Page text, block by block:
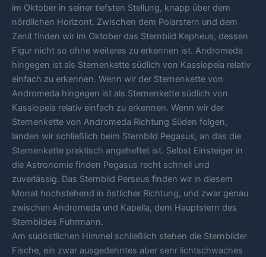
im Oktober in seiner tiefsten Stellung, knapp über dem
nördlichen Horizont. Zwischen dem Polarstern und dem
Zenit finden wir im Oktober das Sternbild Kepheus, dessen
Figur nicht so ohne weiteres zu erkennen ist. Andromeda
hingegen ist als Sternenkette südlich von Kassiopeia relativ
einfach zu erkennen. Wenn wir der Sternenkette von
Andromeda hingegen ist als Sternenkette südlich von
Kassiopeia relativ einfach zu erkennen. Wenn wir der
Sternenkette von Andromeda Richtung Süden folgen,
landen wir schließlich beim Sternbild Pegasus, an das die
Sternenkette praktisch angeheftet ist. Selbst Einsteiger in
die Astronomie finden Pegasus recht schnell und
zuverlässig. Das Sternbild Perseus finden wir in diesem
Monat hochstehend in östlicher Richtung, und zwar genau
zwischen Andromeda und Kapella, dem Hauptstern des
Sternbildes Fuhrmann.
Am südöstlichen Himmel schließlich stehen die Sternbilder
Fische, ein zwar ausgedehntes aber sehr lichtschwaches